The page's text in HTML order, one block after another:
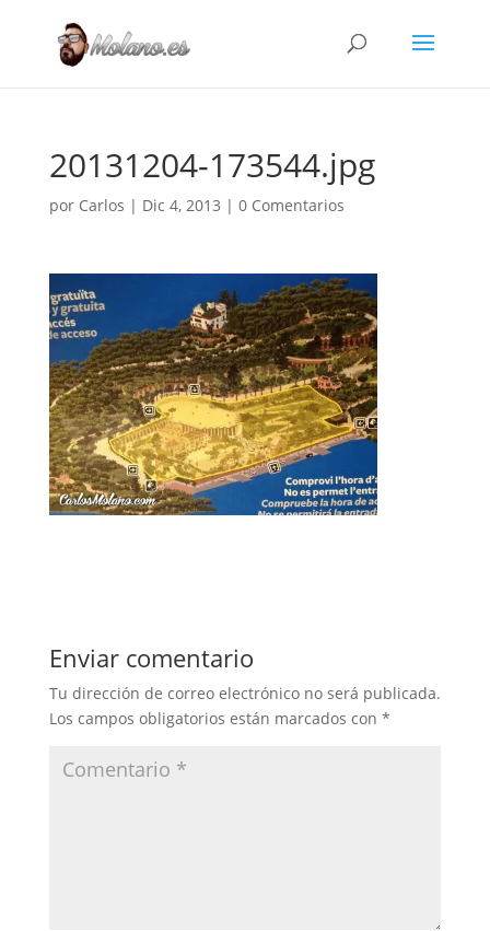
20131204-173544.jpg
por Carlos | Dic 4, 2013 | 0 Comentarios
Enviar comentario
Tu dirección de correo electrónico no será publicada.
Los campos obligatorios están marcados con *